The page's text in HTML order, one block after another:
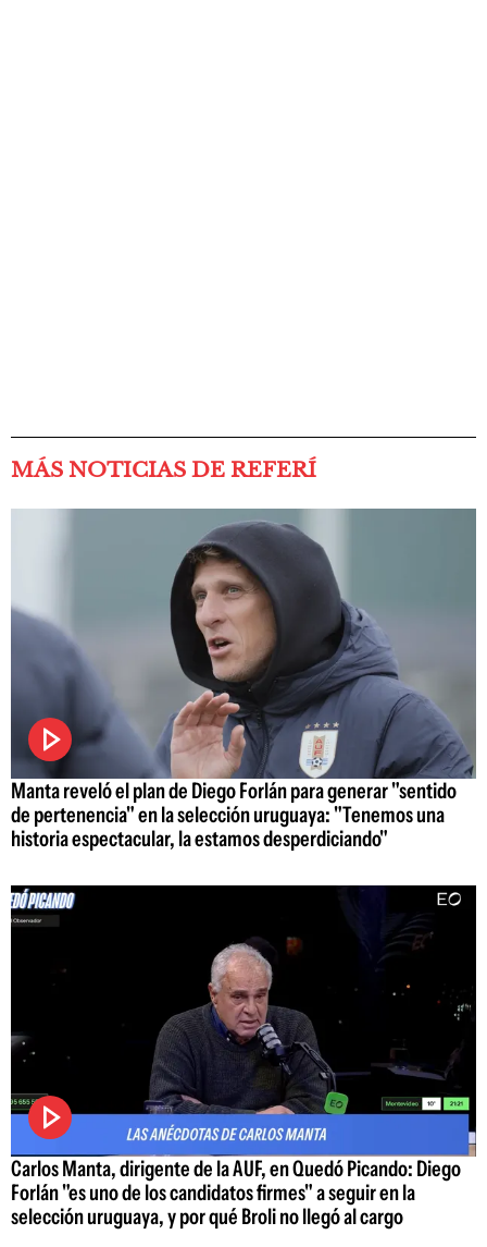
MÁS NOTICIAS DE REFERÍ
Manta reveló el plan de Diego Forlán para generar "sentido
de pertenencia" en la selección uruguaya: "Tenemos una
historia espectacular, la estamos desperdiciando"
Carlos Manta, dirigente de la AUF, en Quedó Picando: Diego
Forlán "es uno de los candidatos firmes" a seguir en la
selección uruguaya, y por qué Broli no llegó al cargo